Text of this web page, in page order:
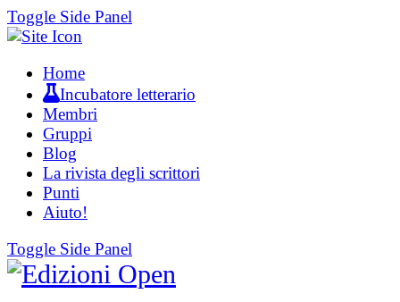
Toggle Side Panel
Home
Incubatore letterario
Membri
Gruppi
Blog
La rivista degli scrittori
Punti
Aiuto!
Toggle Side Panel